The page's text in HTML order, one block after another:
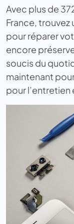
Avec plus de
France, trouvez
pour réparer
encore
soucis du
maintenant
pour